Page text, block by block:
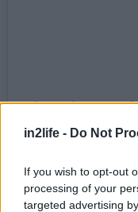
in2life - Do Not
If you wish to opt-out
processing of your
targeted advertising
Δείτε αυτή τη